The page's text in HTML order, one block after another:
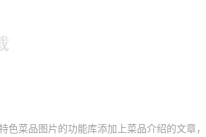
色菜品图片的功能库添加上菜品介绍的文章